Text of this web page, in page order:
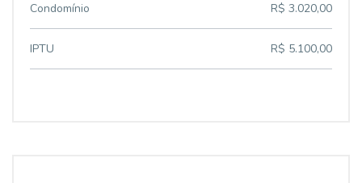
Condomínio R$ 3.020,00
IPTU R$ 5.100,00